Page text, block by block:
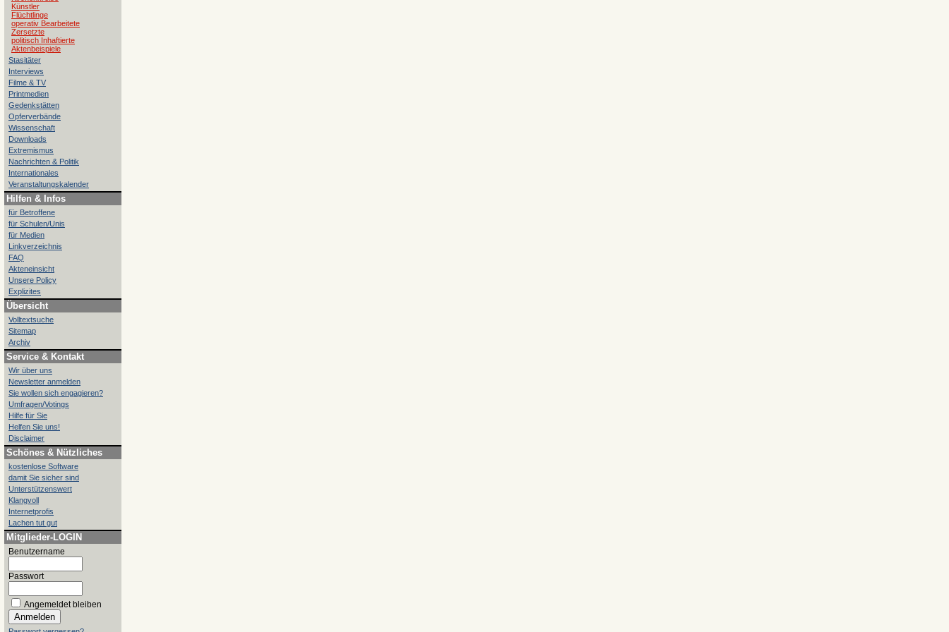
Künstler
Flüchtlinge
operativ Bearbeitete
Zersetzte
politisch Inhaftierte
Aktenbeispiele
Stasitäter
Interviews
Filme & TV
Printmedien
Gedenkstätten
Opferverbände
Wissenschaft
Downloads
Extremismus
Nachrichten & Politik
Internationales
Veranstaltungskalender
Hilfen & Infos
für Betroffene
für Schulen/Unis
für Medien
Linkverzeichnis
FAQ
Akteneinsicht
Unsere Policy
Explizites
Übersicht
Volltextsuche
Sitemap
Archiv
Service & Kontakt
Wir über uns
Newsletter anmelden
Sie wollen sich engagieren?
Umfragen/Votings
Hilfe für Sie
Helfen Sie uns!
Disclaimer
Schönes & Nützliches
kostenlose Software
damit Sie sicher sind
Unterstützenswert
Klangvoll
Internetprofis
Lachen tut gut
Mitglieder-LOGIN
Benutzername
Passwort
Angemeldet bleiben